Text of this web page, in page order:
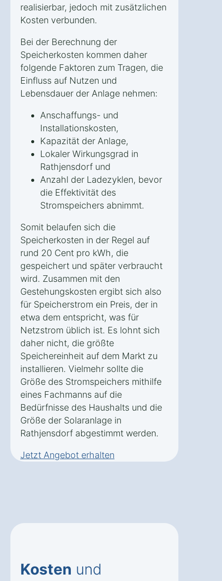
realisierbar, jedoch mit zusätzlichen
Kosten verbunden.
Bei der Berechnung der
Speicherkosten kommen daher
folgende Faktoren zum Tragen, die
Einfluss auf Nutzen und
Lebensdauer der Anlage nehmen:
Anschaffungs- und
Installationskosten,
Kapazität der Anlage,
Lokaler Wirkungsgrad in
Rathjensdorf und
Anzahl der Ladezyklen, bevor
die Effektivität des
Stromspeichers abnimmt.
Somit belaufen sich die
Speicherkosten in der Regel auf
rund 20 Cent pro kWh, die
gespeichert und später verbraucht
wird. Zusammen mit den
Gestehungskosten ergibt sich also
für Speicherstrom ein Preis, der in
etwa dem entspricht, was für
Netzstrom üblich ist. Es lohnt sich
daher nicht, die größte
Speichereinheit auf dem Markt zu
installieren. Vielmehr sollte die
Größe des Stromspeichers mithilfe
eines Fachmanns auf die
Bedürfnisse des Haushalts und die
Größe der Solaranlage in
Rathjensdorf abgestimmt werden.
Jetzt Angebot erhalten
Kosten und